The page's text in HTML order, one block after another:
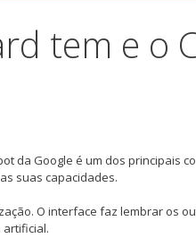
tem e o
da Google é um dos principais
suas capacidades.
O interface faz lembrar os